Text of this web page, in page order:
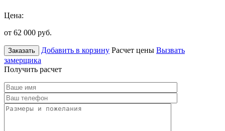
Цена:
от 62 000 руб.
Заказать Добавить в корзину Расчет цены Вызвать
замерщика
Получить расчет